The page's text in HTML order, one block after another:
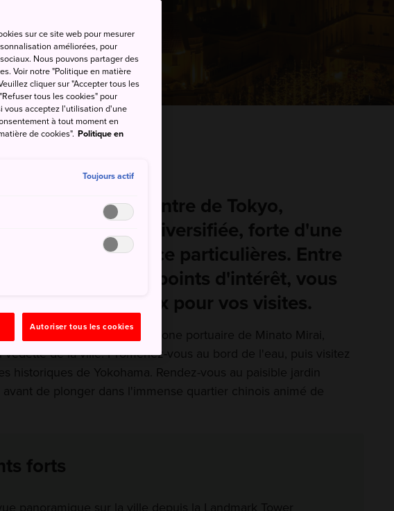
à une heure du centre de Tokyo,
est une ville diversifiée, forte d'une
et d'une ambiance particulières. Entre
naturel et ses points d'intérêt, vous
l'embarras du choix pour vos visites.
votre exploration dans la zone portuaire de Minato Mirai,
vedette de la ville. Promenez-vous au bord de l'eau, puis visitez
historiques de Yokohama. Rendez-vous au paisible jardin
avant de plonger dans l'immense quartier chinois animé de
forts
panoramique sur la ville depuis la Landmark Tower
sur ce site web pour mesurer
améliorées, pour
Nous pouvons partager des
Voir notre "Politique en matière
cliquer sur "Accepter tous les
tous les cookies" pour
vous acceptez l'utilisation d'une
à tout moment en
de cookies". Politique en
Toujours actif
Autoriser tous les cookies